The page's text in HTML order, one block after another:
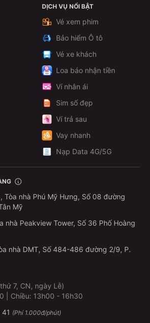
DỊCH VỤ NỔI BẬT
Vé xem phim
Bảo hiểm Ô tô
Vé xe khách
Loa báo nhận tiền
Ví nhân ái
Sim số đẹp
Ví trả sau
Vay nhanh
Nạp Data 4G/5G
Tòa nhà Phú Mỹ Hưng, Số 08 đường
Mỹ
nhà Peakview Tower, Số 36 Phố Hoàng
nhà DMT, Số 484-486 đường 2/9, P.
7, CN, ngày Lễ)
| Chiều: 13h00 - 16h30
(Phí 1.000đ/phút)